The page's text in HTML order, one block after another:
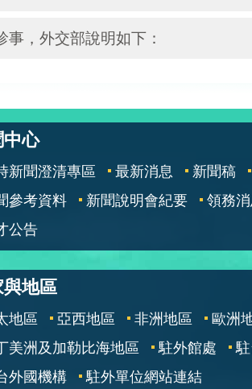
，外交部說明如下：
中心
新聞澄清專區 最新消息 新聞稿
參考資料
新聞說明會紀要 領務消
公告
與地區
地區 亞西地區 非洲地區 歐洲
美洲及加勒比海地區
駐外館處
外國機構
駐外單位網站連結